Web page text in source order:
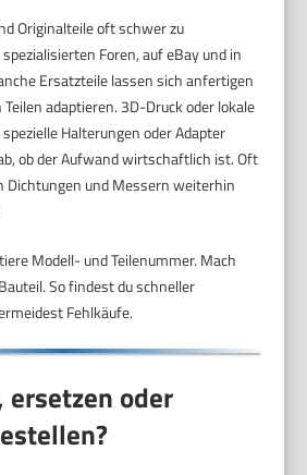
Originalteile oft schwer zu
Foren, auf eBay und in
Ersatzteile lassen sich anfertigen
adaptieren. 3D-Druck oder lokale
Halterungen oder Adapter
ob der Aufwand wirtschaftlich ist. Oft
Dichtungen und Messern weiterhin
Modell- und Teilenummer. Mach
So findest du schneller
Fehlkäufe.
ersetzen oder